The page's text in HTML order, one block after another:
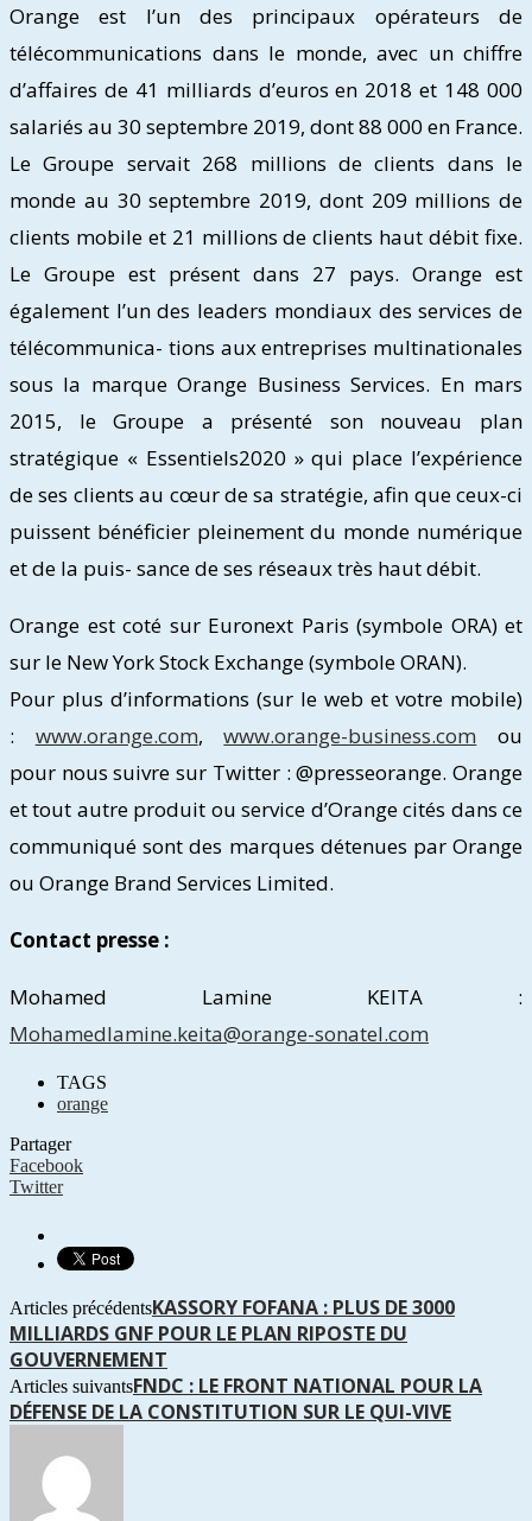
Orange est l’un des principaux opérateurs de
télécommunications dans le monde, avec un chiffre
d’affaires de 41 milliards d’euros en 2018 et 148 000
salariés au 30 septembre 2019, dont 88 000 en France.
Le Groupe servait 268 millions de clients dans le
monde au 30 septembre 2019, dont 209 millions de
clients mobile et 21 millions de clients haut débit fixe.
Le Groupe est présent dans 27 pays. Orange est
également l’un des leaders mondiaux des services de
télécommunica- tions aux entreprises multinationales
sous la marque Orange Business Services. En mars
2015, le Groupe a présenté son nouveau plan
stratégique « Essentiels2020 » qui place l’expérience
de ses clients au cœur de sa stratégie, afin que ceux-ci
puissent bénéficier pleinement du monde numérique
et de la puis- sance de ses réseaux très haut débit.
Orange est coté sur Euronext Paris (symbole ORA) et
sur le New York Stock Exchange (symbole ORAN).
Pour plus d’informations (sur le web et votre mobile)
: www.orange.com,www.orange-business.com ou
pour nous suivre sur Twitter : @presseorange. Orange
et tout autre produit ou service d’Orange cités dans ce
communiqué sont des marques détenues par Orange
ou Orange Brand Services Limited.
Contact presse :
Mohamed Lamine KEITA :
Mohamedlamine.keita@orange-sonatel.com
TAGS
orange
Partager
Facebook
Twitter
Articles précédentsKASSORY FOFANA : PLUS DE 3000
MILLIARDS GNF POUR LE PLAN RIPOSTE DU
GOUVERNEMENT
Articles suivantsFNDC : LE FRONT NATIONAL POUR LA
DÉFENSE DE LA CONSTITUTION SUR LE QUI-VIVE